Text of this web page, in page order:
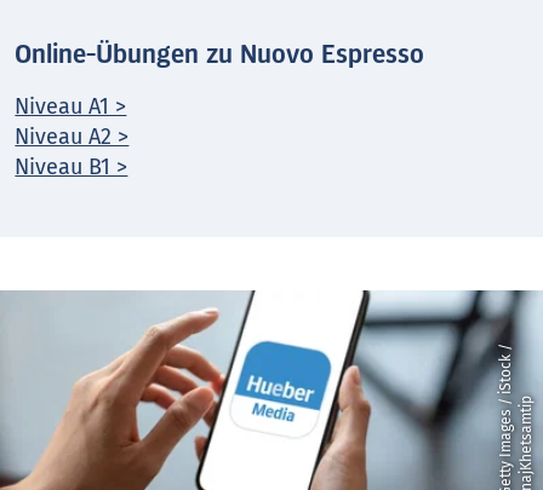
Online-Übungen zu Nuovo Espresso
Niveau A1 >
Niveau A2 >
Niveau B1 >
©
G
e
t
t
y
I
m
a
g
e
s/
i
S
t
o
c
k
/
A
m
n
a
j
K
h
e
t
s
a
m
t
ip